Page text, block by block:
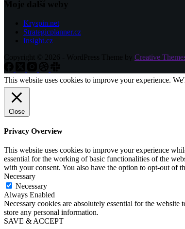
Moje další weby
Kryspin.net
Strategicplanner.cz
Insight.cz
Copyright © 2026 - WordPress Theme by Creative
This website uses cookies to improve your experience.
Close
Privacy Overview
This website uses cookies to improve your experience
essential for the working of basic functionalities of the
with your consent. You also have the option to opt-out of
Necessary
Necessary
Always Enabled
Necessary cookies are absolutely essential for the
store any personal information.
SAVE & ACCEPT